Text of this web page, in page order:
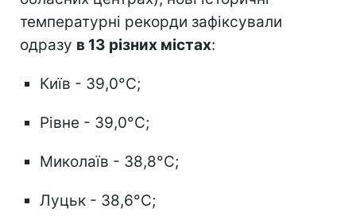
температурні рекорди зафіксували
одразу в 13 різних містах:
Київ - 39,0°C;
Рівне - 39,0°C;
Миколаїв - 38,8°C;
Луцьк - 38,6°C;